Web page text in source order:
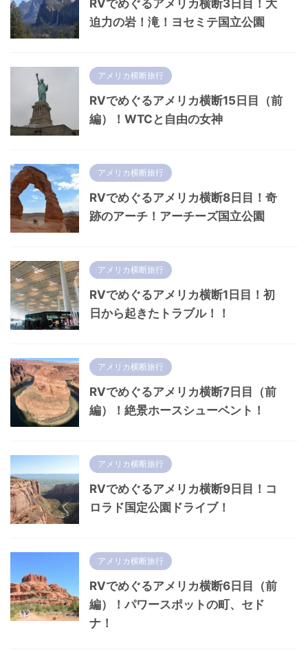
RVでめぐるアメリカ横断3日目！大
迫力の岩！滝！ヨセミテ国立公園
アメリカ横断旅行
RVでめぐるアメリカ横断15日目（前
編）！WTCと自由の女神
アメリカ横断旅行
RVでめぐるアメリカ横断8日目！奇
跡のアーチ！アーチーズ国立公園
アメリカ横断旅行
RVでめぐるアメリカ横断1日目！初
日から起きたトラブル！！
アメリカ横断旅行
RVでめぐるアメリカ横断7日目（前
編）！絶景ホースシューベント！
アメリカ横断旅行
RVでめぐるアメリカ横断9日目！コ
ロラド国定公園ドライブ！
アメリカ横断旅行
RVでめぐるアメリカ横断6日目（前
編）！パワースポットの町、セド
ナ！